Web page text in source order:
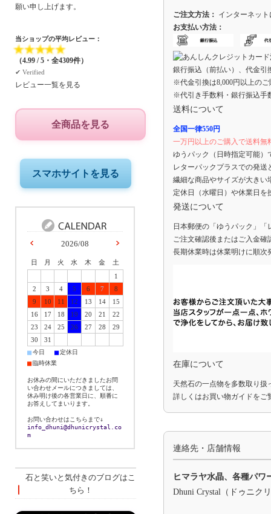
ご注文方法： インターネッ
お支払い方法：
銀行振込（前払い）、代金引
※代金引換は8,000円以上の
※代引き手数料・銀行振込手
送料について
全国一律550円
一万円以上のご購入で送料無
ゆうパック（日時指定可能）
レターパックプラスでの発
繊細な商品やサイズが大きい
定休日（水曜日）や休業日
発送について
日本郵便の「ゆうパック」
ご注文確認後またはご入金確
長期休業時は休業明けに順次
在庫について
天然石の一点物を多数取り扱
詳しくはお買い物ガイドをご
連絡先・店舗情報
ヒマラヤ水晶、各種パ
Dhuni Crystal（ドゥニク
願い申し上げます。
当ショップの平均レビュー：
★★★★★
（4.99 / 5・全4309件）
✔︎ Verified
レビュー一覧を見る
全商品を見る
スマホサイトを見る
2026/08
日 月 火 水 木 金
土
1
2
3 4 5 6 7
8
9
10 11 12 13 14
15
16
17 18 19 20 21
22
23
24 25 26 27 28
29
30
31
■今日 ■定休日
■臨時休業
お休みの間にいただきましたお問
い合わせメールにつきましては、
休み明け後の各営業日に、順番に
お答えしてまいります。
お問い合わせはこちらまで↓
info_dhuni@dhunicrystal.co
m
石と笑いと気付きのブログはこ
ちら！